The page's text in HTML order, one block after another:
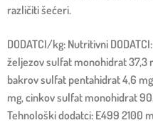
različiti šećeri.
DODATCI/kg: Nutritivni
željezov sulfat monohidrat 37,3
bakrov sulfat pentahidrat 4,6
mg, cinkov sulfat monohidrat
Tehnološki dodatci: E499 2100